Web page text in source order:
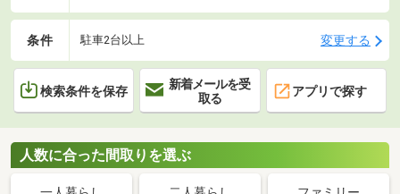
条件 駐車2台以上 変更する
検索条件を保存
新着メールを受
取る
アプリで探す
人数に合った間取りを選ぶ